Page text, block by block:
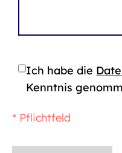
Ich habe die
Kenntnis
* Pflichtfeld